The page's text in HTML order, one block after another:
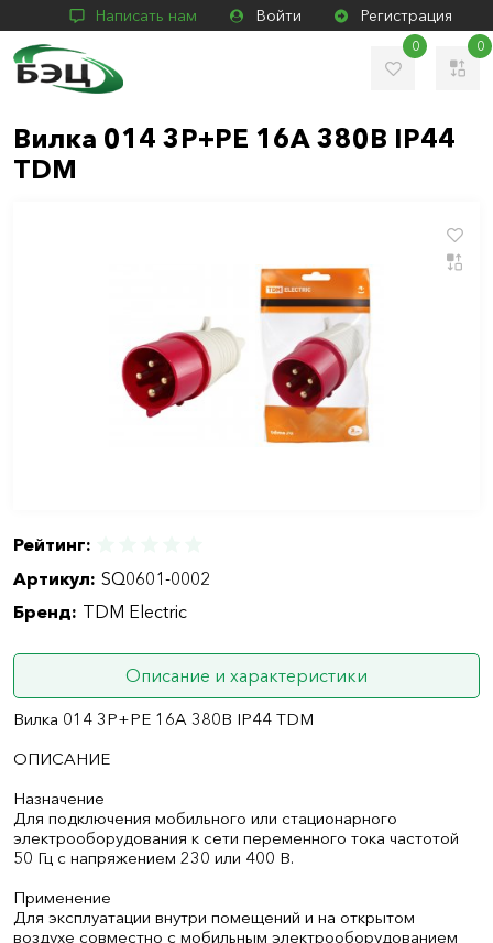
Написать нам Войти Регистрация
0 0
Вилка 014 3Р+РЕ 16А 380В IP44
TDM
Рейтинг:
Артикул: SQ0601-0002
Бренд: TDM Electric
Описание и характеристики
Вилка 014 3Р+РЕ 16А 380В IP44 TDM
ОПИСАНИЕ
Назначение
Для подключения мобильного или стационарного
электрооборудования к сети переменного тока частотой
50 Гц с напряжением 230 или 400 В.
Применение
Для эксплуатации внутри помещений и на открытом
воздухе совместно с мобильным электрооборудованием